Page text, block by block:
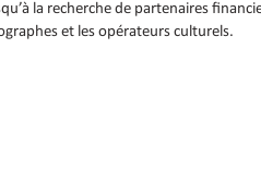
la recherche de partenaires
et les opérateurs culturels.